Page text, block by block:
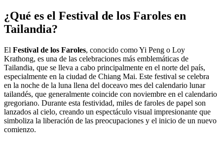
¿Qué es el Festival de los Faroles en
Tailandia?
El Festival de los Faroles, conocido como Yi Peng o Loy
Krathong, es una de las celebraciones más emblemáticas de
Tailandia, que se lleva a cabo principalmente en el norte del país,
especialmente en la ciudad de Chiang Mai. Este festival se celebra
en la noche de la luna llena del doceavo mes del calendario lunar
tailandés, que generalmente coincide con noviembre en el calendario
gregoriano. Durante esta festividad, miles de faroles de papel son
lanzados al cielo, creando un espectáculo visual impresionante que
simboliza la liberación de las preocupaciones y el inicio de un nuevo
comienzo.